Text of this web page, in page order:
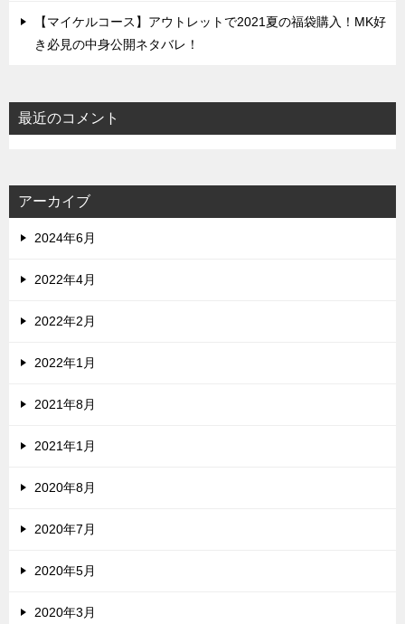
【マイケルコース】アウトレットで2021夏の福袋購入！MK好
き必見の中身公開ネタバレ！
最近のコメント
アーカイブ
2024年6月
2022年4月
2022年2月
2022年1月
2021年8月
2021年1月
2020年8月
2020年7月
2020年5月
2020年3月